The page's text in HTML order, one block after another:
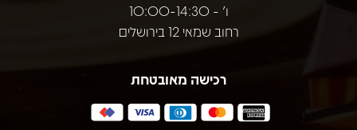
ו' - 10:00-14:30
רחוב שמאי 12 בירושלים
רכישה מאובטחת